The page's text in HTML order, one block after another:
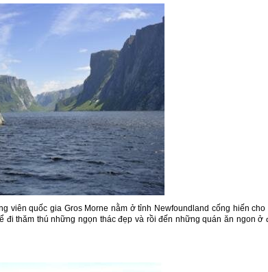
viên quốc gia Gros Morne nằm ở tỉnh Newfoundland cống hiến cho
đi thăm thú những ngọn thác đẹp và rồi đến những quán ăn ngon ở